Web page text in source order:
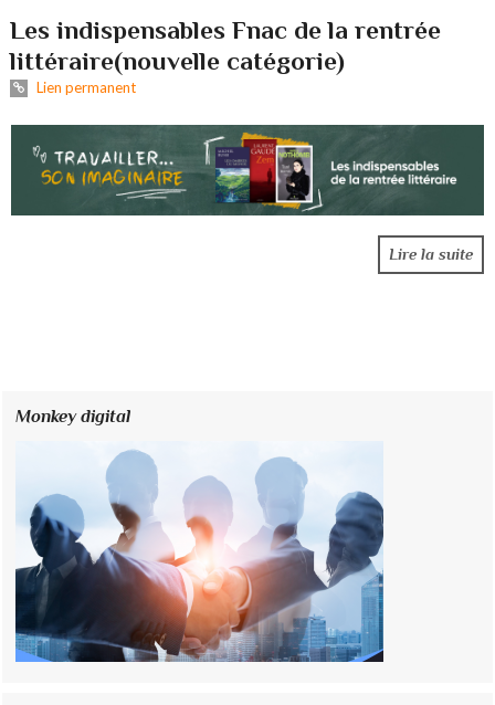
Les indispensables Fnac de la rentrée
littéraire(nouvelle catégorie)
Lien permanent
Lire la suite
Monkey digital